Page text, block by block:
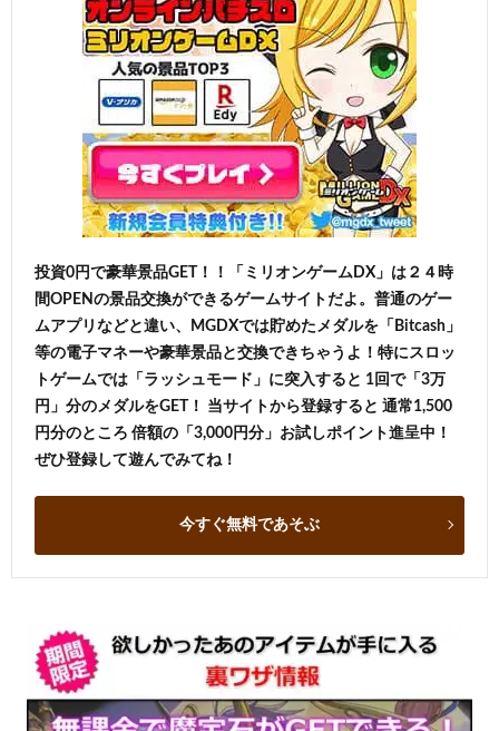
投資0円で豪華景品GET！！「ミリオンゲームDX」は２４時
間OPENの景品交換ができるゲームサイトだよ。普通のゲー
ムアプリなどと違い、MGDXでは貯めたメダルを「Bitcash」
等の電子マネーや豪華景品と交換できちゃうよ！特にスロッ
トゲームでは「ラッシュモード」に突入すると 1回で「3万
円」分のメダルをGET！ 当サイトから登録すると 通常1,500
円分のところ 倍額の「3,000円分」お試しポイント進呈中！
ぜひ登録して遊んでみてね！
今すぐ無料であそぶ